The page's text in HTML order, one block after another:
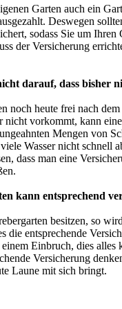
Garten auch ein
Deswegen
sodass Sie um
der Versicherung
darauf, dass bisher
noch heute frei nach
nicht vorkommt, kann
Mengen von
Wasser nicht schnell
dass man eine
kann entsprechend
besitzen, so
die entsprechende
Einbruch, dies
Versicherung
Laune mit sich bringt.